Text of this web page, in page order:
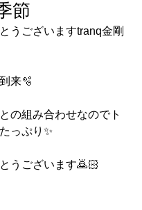
節
うございますtranq金剛
来🫧
の組み合わせなのでト
っぷり✨
うございます🙇🏻